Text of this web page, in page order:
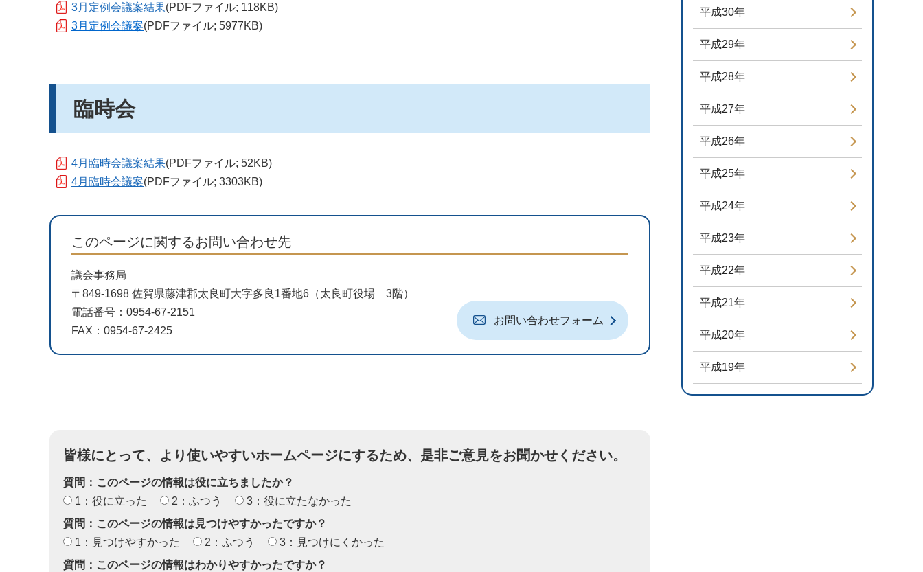
平成30年
平成29年
平成28年
平成27年
平成26年
平成25年
平成24年
平成23年
平成22年
平成21年
平成20年
平成19年
3月定例会議案結果(PDFファイル; 118KB)
3月定例会議案(PDFファイル; 5977KB)
臨時会
4月臨時会議案結果(PDFファイル; 52KB)
4月臨時会議案(PDFファイル; 3303KB)
このページに関するお問い合わせ先
議会事務局
〒849-1698 佐賀県藤津郡太良町大字多良1番地6（太良町役場 3階）
電話番号：0954-67-2151
FAX：0954-67-2425
お問い合わせフォーム
皆様にとって、より使いやすいホームページにするため、是非ご意見をお聞かせください。
質問：このページの情報は役に立ちましたか？
1：役に立った
2：ふつう
3：役に立たなかった
質問：このページの情報は見つけやすかったですか？
1：見つけやすかった
2：ふつう
3：見つけにくかった
質問：このページの情報はわかりやすかったですか？